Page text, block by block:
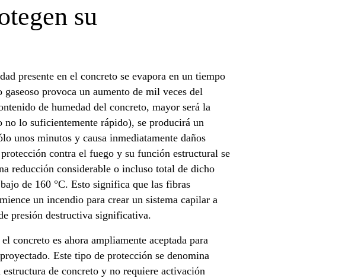
su
presente en el concreto se evapora en un tiempo
provoca un aumento de mil veces del
de humedad del concreto, mayor será la
no lo suficientemente rápido), se producirá un
unos minutos y causa inmediatamente daños
contra el fuego y su función estructural se
reducción considerable o incluso total de dicho
de 160 °C. Esto significa que las fibras
un incendio para crear un sistema capilar a
presión destructiva significativa.
concreto es ahora ampliamente aceptada para
Este tipo de protección se denomina
de concreto y no requiere activación